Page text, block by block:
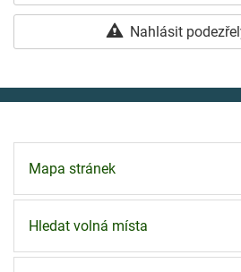
Nahlásit
Mapa stránek
Hledat volná místa